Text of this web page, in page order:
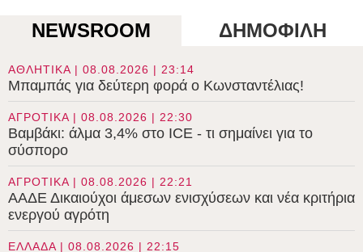
NEWSROOM ΔΗΜΟΦΙΛΗ
ΑΘΛΗΤΙΚΑ | 08.08.2026 | 23:14
Μπαμπάς για δεύτερη φορά ο Κωνσταντέλιας!
ΑΓΡΟΤΙΚΑ | 08.08.2026 | 22:30
Βαμβάκι: άλμα 3,4% στο ICE - τι σημαίνει για το
σύσπορο
ΑΓΡΟΤΙΚΑ | 08.08.2026 | 22:21
ΑΑΔΕ Δικαιούχοι άμεσων ενισχύσεων και νέα κριτήρια
ενεργού αγρότη
ΕΛΛΑΔΑ | 08.08.2026 | 22:15